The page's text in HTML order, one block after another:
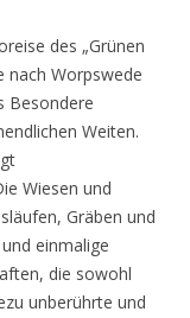
des „Grünen
nach Worpswede
Besondere
Weiten.
Wiesen und
Gräben und
einmalige
die sowohl
unberührte und